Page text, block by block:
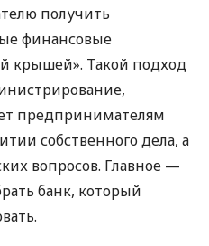
получить
финансовые
крышей». Такой подход
предпринимателям
собственного дела, а
вопросов. Главное —
банк, который